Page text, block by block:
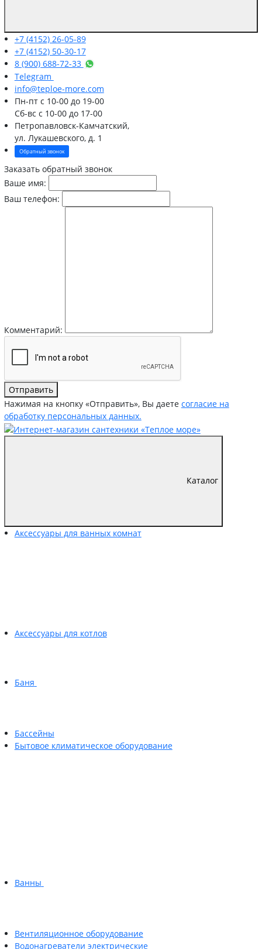
+7 (4152) 26-05-89
+7 (4152) 50-30-17
8 (900) 688-72-33
Telegram
info@teploe-more.com
Пн-птс 10-00 до 19-00
Сб-вс с 10-00 до 17-00
Петропавловск-Камчатский,
ул. Лукашевского, д. 1
Обратный звонок
Заказать обратный звонок
Ваше имя:
Ваш телефон:
Комментарий:
Отправить
Нажимая на кнопку «Отправить», Вы даете согласие на
обработку персональных данных.
Каталог
Аксессуары для ванных комнат
Аксессуары для котлов
Баня
Бассейны
Бытовое климатическое оборудование
Ванны
Вентиляционное оборудование
Водонагреватели электрические